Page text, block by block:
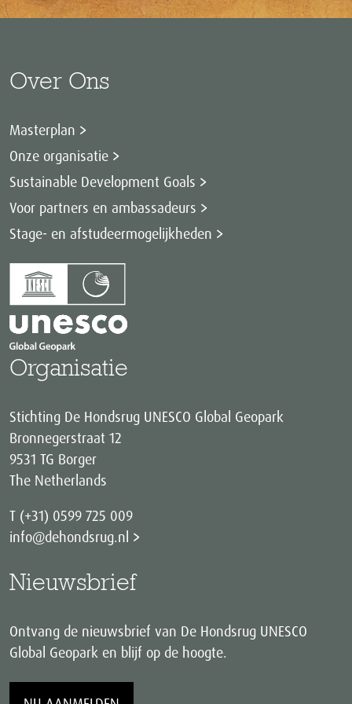
Over Ons
Masterplan
Onze organisatie
Sustainable Development Goals
Voor partners en ambassadeurs
Stage- en afstudeermogelijkheden
Organisatie
Stichting De Hondsrug UNESCO Global Geopark
Bronnegerstraat 12
9531 TG Borger
The Netherlands
T (+31) 0599 725 009
info@dehondsrug.nl
Nieuwsbrief
Ontvang de nieuwsbrief van De Hondsrug UNESCO
Global Geopark en blijf op de hoogte.